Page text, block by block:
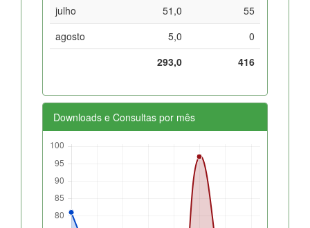
julho
51,0
55
agosto
5,0
0
293,0
416
Downloads e Consultas por mês